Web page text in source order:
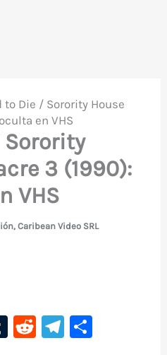
to Die / Sorority House
en VHS
Sorority
3 (1990):
VHS
,Caribean Video SRL
T
R
Te